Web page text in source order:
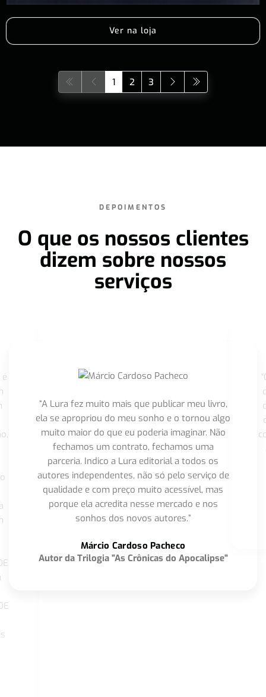
Ver na loja
1 2 3
DEPOIMENTOS
O que os nossos clientes
dizem sobre nossos
serviços
“A Lura fez muito mais que publicar meu livro,
ela se apropriou do meu sonho e o tornou algo
muito maior do que eu poderia imaginar. Não
fechamos um contrato, fechamos uma
parceria. Indico a Lura editorial a todos os
autores independentes, não só pelo serviço de
qualidade e com preço muito acessível, mas
porque ela acredita nesse mercado e nos
sonhos dos novos autores.”
Márcio Cardoso Pacheco
Autor da Trilogia "As Crônicas do Apocalipse"